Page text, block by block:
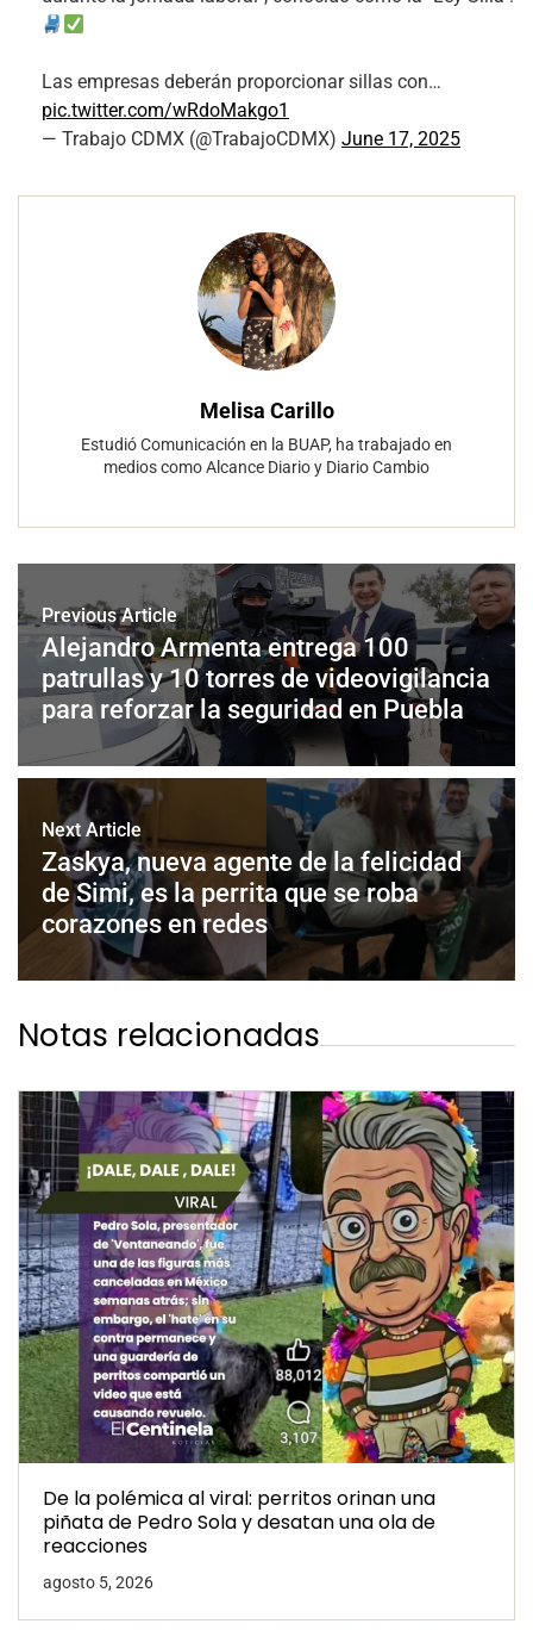
Las empresas deberán proporcionar sillas con…
pic.twitter.com/wRdoMakgo1
— Trabajo CDMX (@TrabajoCDMX) June 17, 2025
Melisa Carillo
Estudió Comunicación en la BUAP, ha trabajado en
medios como Alcance Diario y Diario Cambio
Previous Article
Alejandro Armenta entrega 100
patrullas y 10 torres de videovigilancia
para reforzar la seguridad en Puebla
Next Article
Zaskya, nueva agente de la felicidad
de Simi, es la perrita que se roba
corazones en redes
Notas relacionadas
De la polémica al viral: perritos orinan una
piñata de Pedro Sola y desatan una ola de
reacciones
agosto 5, 2026